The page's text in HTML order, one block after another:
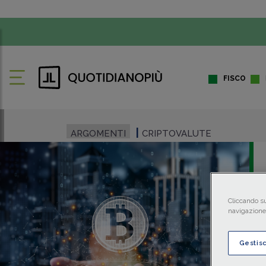
FISCO
ARGOMENTI CRIPTOVALUTE
Cliccando